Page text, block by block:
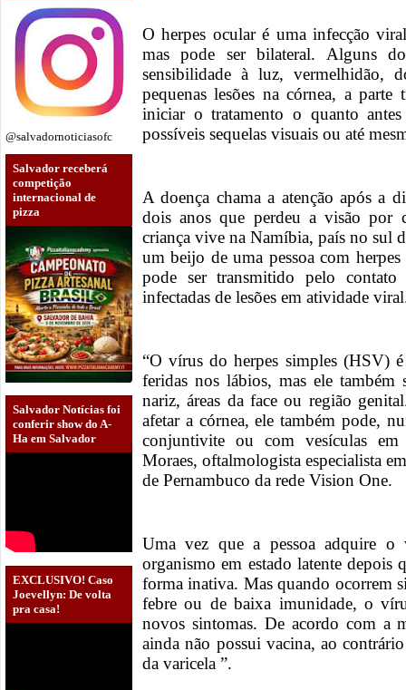
@salvadornoticiasofc
Salvador receberá
competição
internacional de
pizza
Salvador Notícias foi
conferir show do A-
Ha em Salvador
EXCLUSIVO! Caso
Joevellyn: De volta
pra casa!
O herpes ocular é uma infecção
mas pode ser bilateral. Alguns
sensibilidade à luz, vermelhidão,
pequenas lesões na córnea, a
iniciar o tratamento o quanto
possíveis sequelas visuais ou até
A doença chama a atenção após a
dois anos que perdeu a visão por
criança vive na Namíbia, país no sul
um beijo de uma pessoa com
pode ser transmitido pelo
infectadas de lesões em atividade
“O vírus do herpes simples (HSV)
feridas nos lábios, mas ele
nariz, áreas da face ou região
afetar a córnea, ele também pode,
conjuntivite ou com vesículas
Moraes, oftalmologista especialista
de Pernambuco da rede Vision One.
Uma vez que a pessoa adquire o
organismo em estado latente depois
forma inativa. Mas quando ocorrem
febre ou de baixa imunidade, o
novos sintomas. De acordo com a
ainda não possui vacina, ao
da varicela ”.